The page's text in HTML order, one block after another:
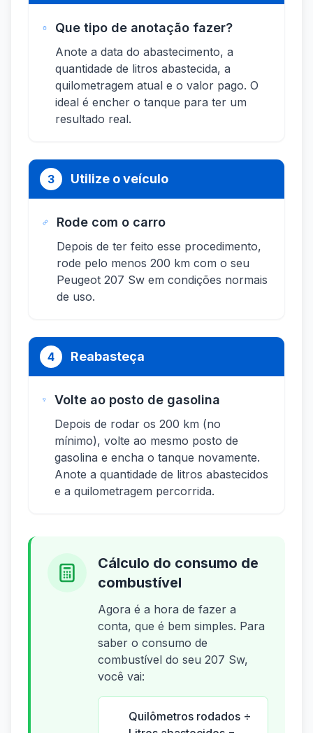
Que tipo de anotação fazer?
Anote a data do abastecimento, a
quantidade de litros abastecida, a
quilometragem atual e o valor pago. O
ideal é encher o tanque para ter um
resultado real.
3 Utilize o veículo
Rode com o carro
Depois de ter feito esse procedimento,
rode pelo menos 200 km com o seu
Peugeot 207 Sw em condições normais
de uso.
4 Reabasteça
Volte ao posto de gasolina
Depois de rodar os 200 km (no
mínimo), volte ao mesmo posto de
gasolina e encha o tanque novamente.
Anote a quantidade de litros abastecidos
e a quilometragem percorrida.
Cálculo do consumo de
combustível
Agora é a hora de fazer a
conta, que é bem simples. Para
saber o consumo de
combustível do seu 207 Sw,
você vai:
Quilômetros rodados ÷